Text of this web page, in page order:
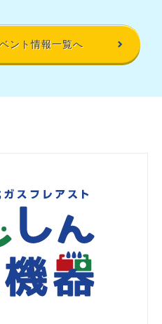
ント情報一覧へ